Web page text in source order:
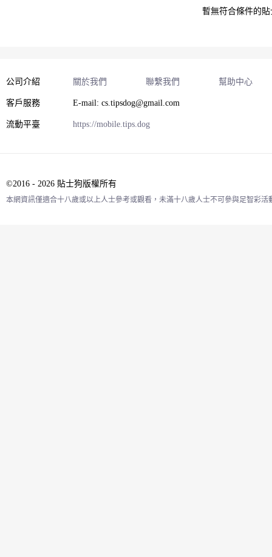
暫無符合條件的
公司介紹 關於我們 聯繫我們 幫助中心
客戶服務 E-mail: cs.tipsdog@gmail.com
流動平臺 https://mobile.tips.dog
©2016 - 2026 貼士狗版權所有
本網資訊僅適合十八歲或以上人士參考或觀看，未滿十八歲人士不可參與足智彩